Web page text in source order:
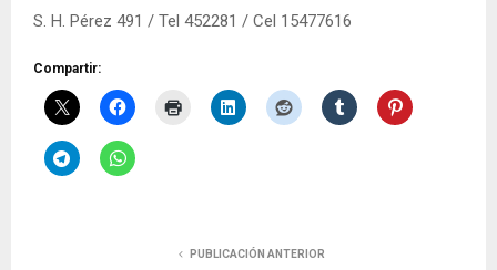
S. H. Pérez 491 / Tel 452281 / Cel 15477616
Compartir:
PUBLICACIÓN ANTERIOR